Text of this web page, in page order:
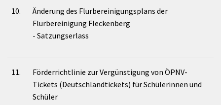
10.
Änderung des Flurbereinigungsplans der
Flurbereinigung Fleckenberg
- Satzungserlass
11.
Förderrichtlinie zur Vergünstigung von ÖPNV-
Tickets (Deutschlandtickets) für Schülerinnen und
Schüler